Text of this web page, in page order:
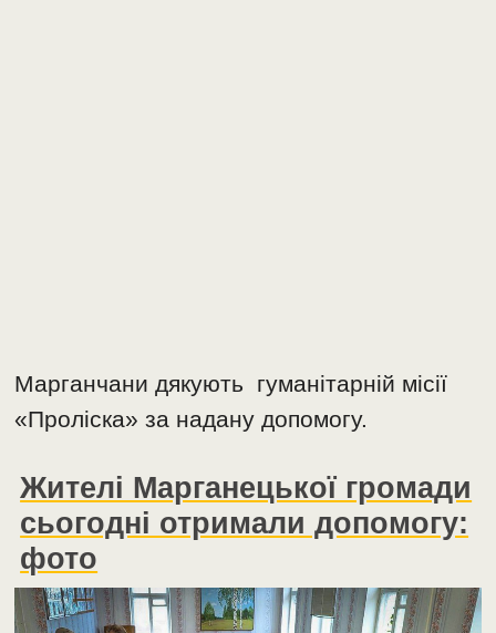
Марганчани дякують гуманітарній місії
«Проліска» за надану допомогу.
Жителі Марганецької громади
сьогодні отримали допомогу:
фото